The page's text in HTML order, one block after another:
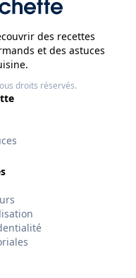
des recettes
et des astuces
droits réservés.